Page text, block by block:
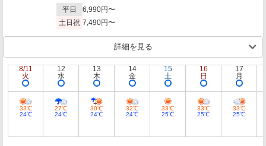
平日
6,990円〜
土日祝 7,490円〜
詳細を見る
8/11
火
33℃
24℃
12
水
27℃
24℃
13
木
30℃
24℃
14
金
32℃
24℃
15
土
33℃
25℃
16
日
33℃
25℃
17
月
33℃
25℃